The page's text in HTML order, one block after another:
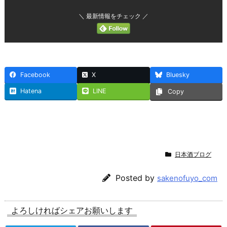
＼ 最新情報をチェック ／
Facebook X Bluesky
Hatena LINE Copy
日本酒ブログ
Posted by sakenofuyo_com
よろしければシェアお願いします